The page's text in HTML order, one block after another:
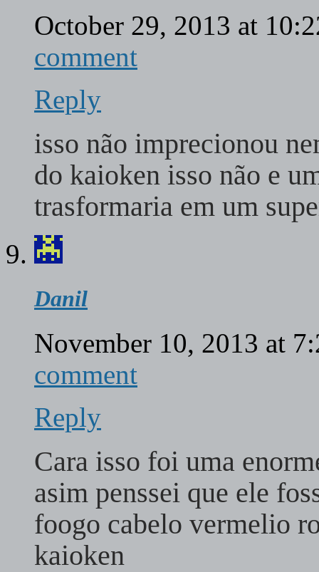
October 29, 2013 at
comment
Reply
isso não imprecionou
do kaioken isso não e
trasformaria em um
Danil
November 10, 2013 at
comment
Reply
Cara isso foi uma
asim penssei que ele
foogo cabelo vermelio
kaioken